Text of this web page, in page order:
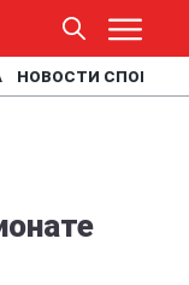
НОВОСТИ СПОРТА